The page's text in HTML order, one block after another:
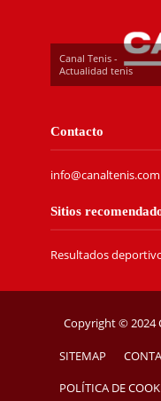
Canal Tenis -
Actualidad tenis
Contacto
info@canaltenis.com
Sitios
Resultados
Copyright © 2024
SITEMAP
POLÍTICA DE